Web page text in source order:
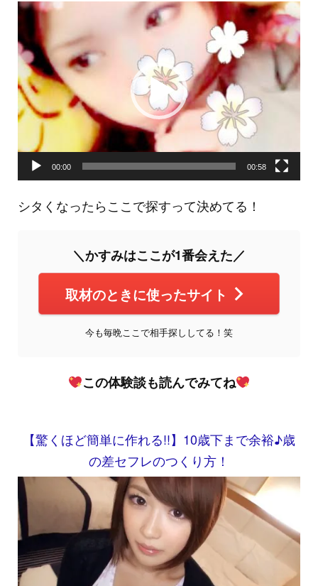
動
プ
レ
ー
ヤ
ー
00:00 00:58
シタくなったらここで探すって決めてる！
＼かすみはここが1番会えた／
取材のときに使ったサイト
今も毎晩ここで相手探ししてる！笑
この体験談も読んでみてね
【驚くほど簡単に作れる!!】10歳下まで余裕♪歳
の差セフレのつくり方！